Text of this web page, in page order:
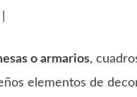
o armarios,
elementos de